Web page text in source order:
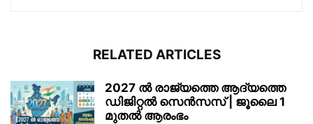
RELATED ARTICLES
2027 ൽ രാജ്യത്തെ ആദ്യത്തെ
ഡിജിറ്റൽ സെൻസസ് | ജൂലൈ 1
മുതൽ ആരംഭം